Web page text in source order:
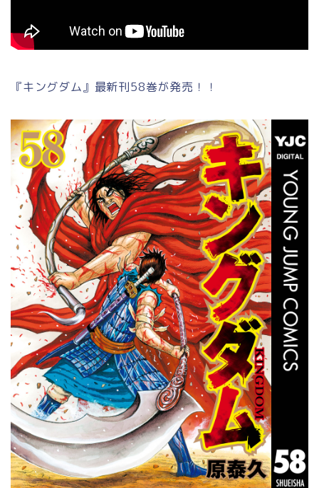
『キングダム』最新刊58巻が発売！！